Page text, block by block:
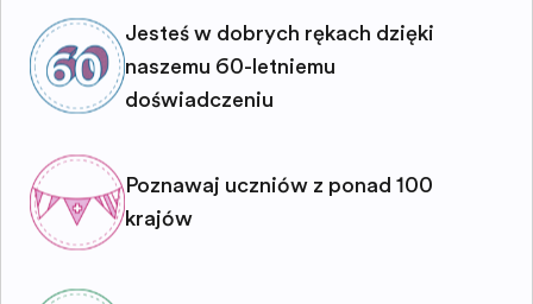
Jesteś w dobrych rękach dzięki
naszemu 60-letniemu
doświadczeniu
Poznawaj uczniów z ponad 100
krajów